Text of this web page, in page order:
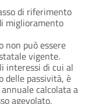
di riferimento
miglioramento
non può essere
vigente.
interessi di cui al
delle passività, è
calcolata a
agevolato,